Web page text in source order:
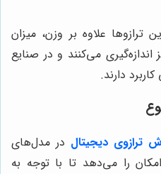
ترازوها علاوه بر وزن، میزان
می‌کنند و در صنایع
دارند.
ترازوی دیجیتال در مدل‌های
را می‌دهد تا با توجه به